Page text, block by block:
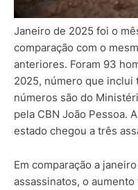
Janeiro de 2025 foi o
comparação com o
anteriores. Foram 93
2025, número que inclui
números são do
pela CBN João Pessoa.
estado chegou a três
Em comparação a
assassinatos, o